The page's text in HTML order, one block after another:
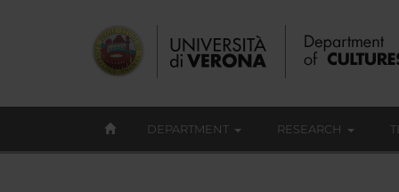
DEPARTMENT RESEARCH